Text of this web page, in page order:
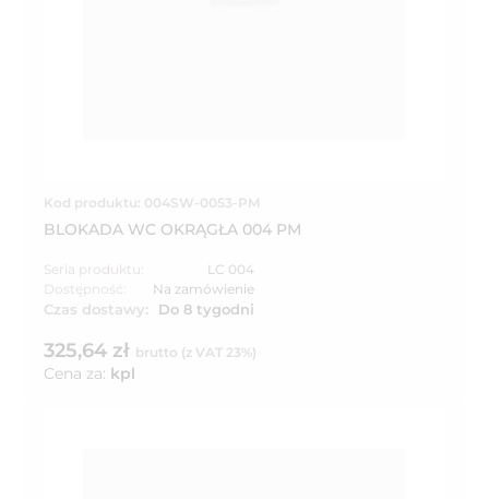
Kod produktu: 004SW-0053-PM
BLOKADA WC OKRĄGŁA 004 PM
Seria produktu:
LC 004
Dostępność:
Na zamówienie
Czas dostawy: Do 8 tygodni
325,64 zł brutto (z VAT 23%)
Cena za: kpl